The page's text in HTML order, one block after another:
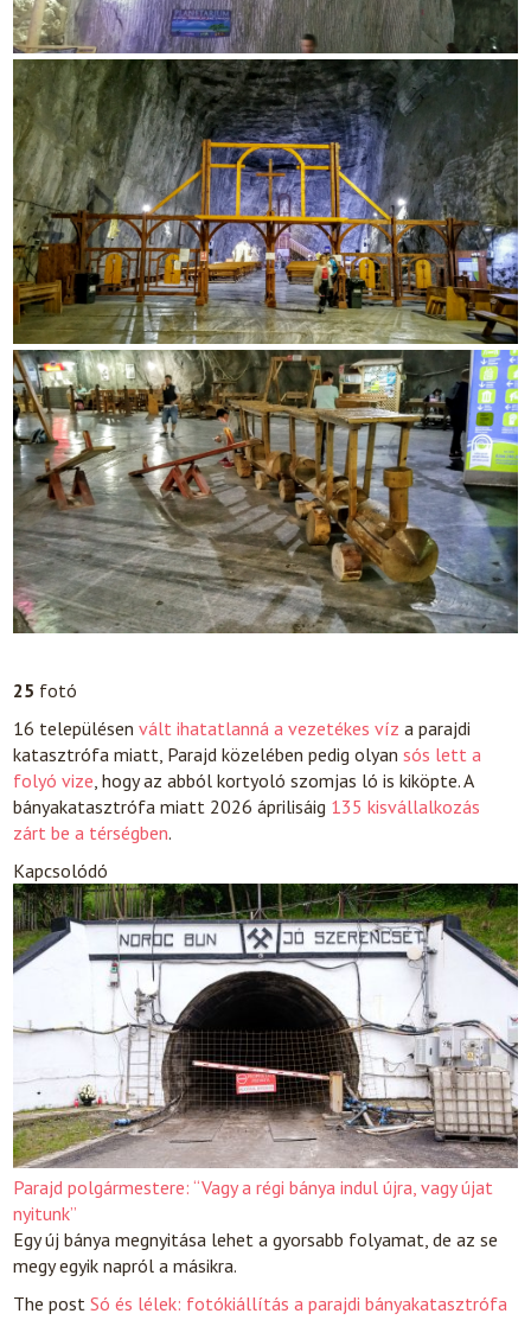
25 fotó
16 településenvált ihatatlanná a vezetékes víz a parajdi
katasztrófa miatt, Parajd közelében pedig olyansós lett a
folyó vize, hogy az abból kortyoló szomjas ló is kiköpte. A
bányakatasztrófa miatt 2026 áprilisáig 135 kisvállalkozás
zárt be a térségben.
Kapcsolódó
Parajd polgármestere: “Vagy a régi bánya indul újra, vagy újat
nyitunk”
Egy új bánya megnyitása lehet a gyorsabb folyamat, de az se
megy egyik napról a másikra.
The postSó és lélek: fotókiállítás a parajdi bányakatasztrófa